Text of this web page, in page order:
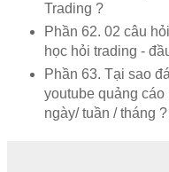
Trading ?
Phần 62. 02 câu
học hỏi trading -
Phần 63. Tại sao
youtube quảng
ngày/ tuần / tháng ?